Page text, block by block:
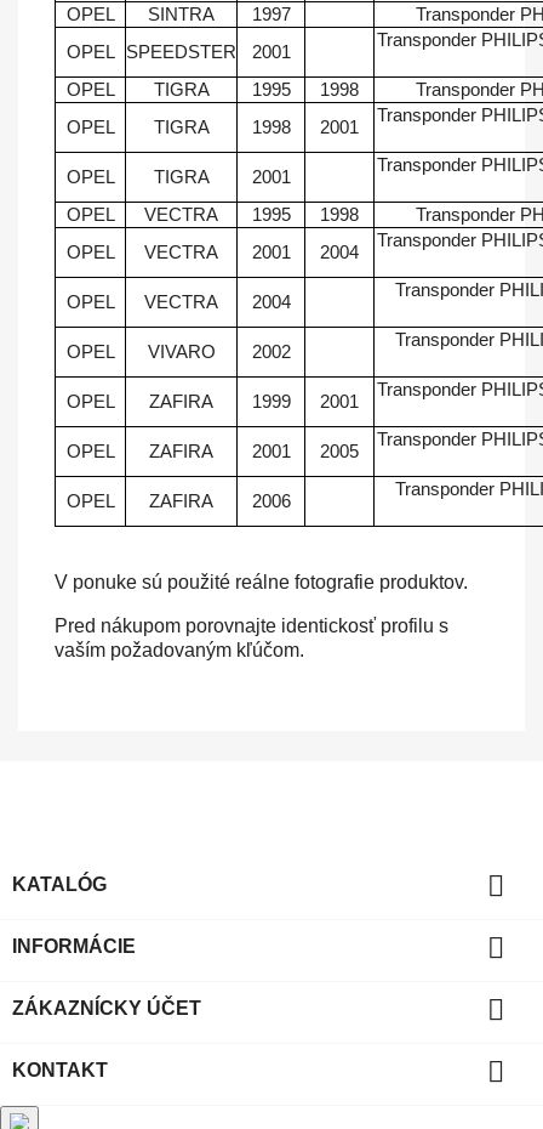
OPEL SINTRA 1997
Transponder
OPEL
SPEEDSTER 2001
Transponder
OPEL TIGRA 1995 1998
Transponder
OPEL
TIGRA 1998 2001
Transponder
OPEL TIGRA 2001
Transponder
OPEL VECTRA 1995 1998
Transponder
OPEL
VECTRA 2001 2004
Transponder
OPEL VECTRA 2004
Transponder
OPEL VIVARO 2002
Transponder
OPEL ZAFIRA 1999 2001
Transponder
OPEL ZAFIRA 2001 2005
Transponder
OPEL ZAFIRA 2006
Transponder
V ponuke sú použité reálne fotografie produktov.
Pred nákupom porovnajte identickosť profilu s
vaším požadovaným kľúčom.
KATALÓG 
INFORMÁCIE 
ZÁKAZNÍCKY ÚČET 
KONTAKT 